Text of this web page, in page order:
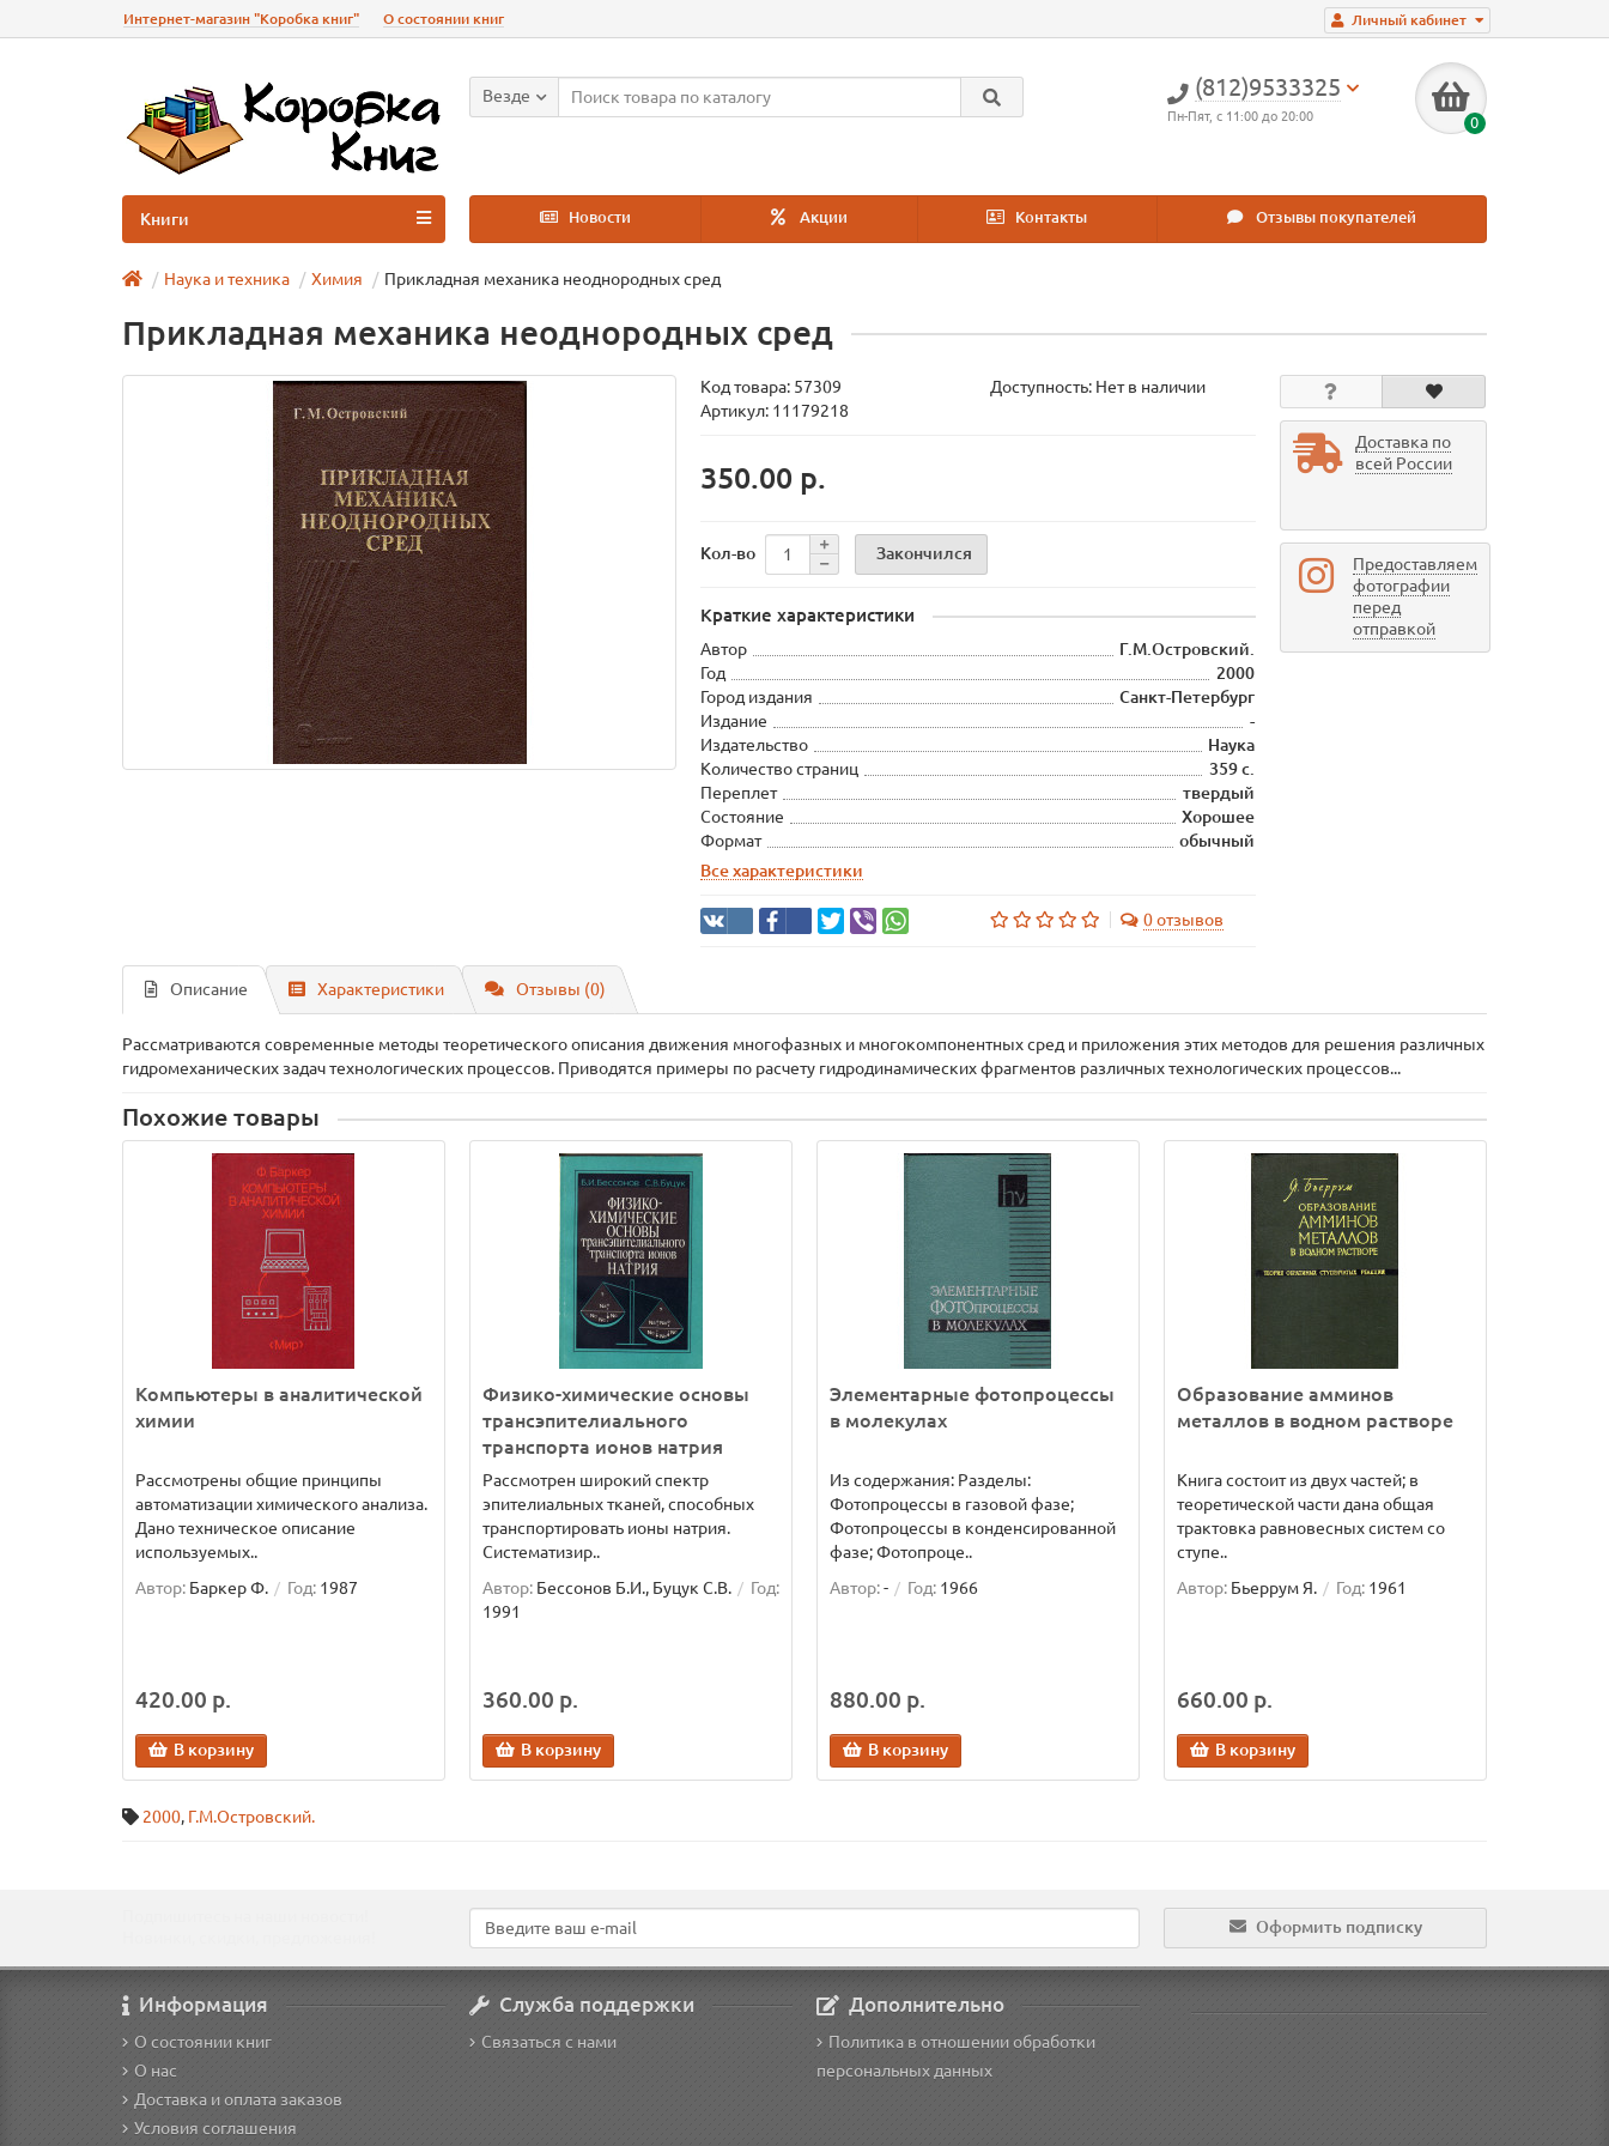
Личный кабинет
Интернет-магазин "Коробка книг" О состоянии книг
(812)9533325
Пн-Пят, с 11:00 до 20:00 0
Везде
Новости Акции Контакты Отзывы покупателей
Книги
Наука и техника Химия Прикладная механика неоднородных сред
Прикладная механика неоднородных сред
Код товара: 57309
Доступность: Нет в наличии
Артикул: 11179218
350.00 р.
Кол-во Закончился
Краткие характеристики
Автор
Г.М.Островский.
Год
2000
Город издания
Санкт-Петербург
Издание
-
Издательство
Наука
Количество страниц
359 с.
Переплет
твердый
Состояние
Хорошее
Формат
обычный
Все характеристики
0 отзывов
Доставка по
всей России
Предоставляем
фотографии
перед
отправкой
Описание Характеристики Отзывы (0)
Рассматриваются современные методы теоретического описания движения многофазных и многокомпонентных сред и приложения этих методов для решения различных
гидромеханических задач технологических процессов. Приводятся примеры по расчету гидродинамических фрагментов различных технологических процессов...
Похожие товары
Компьютеры в аналитической
химии
Рассмотрены общие принципы
автоматизации химического анализа.
Дано техническое описание
используемых..
Автор: Баркер Ф. Год: 1987
420.00 р.
В корзину
Физико-химические основы
трансэпителиального
транспорта ионов натрия
Рассмотрен широкий спектр
эпителиальных тканей, способных
транспортировать ионы натрия.
Систематизир..
Автор: Бессонов Б.И., Буцук С.В.
Год:
1991
360.00 р.
В корзину
Элементарные фотопроцессы
в молекулах
Из содержания: Разделы:
Фотопроцессы в газовой фазе;
Фотопроцессы в конденсированной
фазе; Фотопроце..
Автор:- Год: 1966
880.00 р.
В корзину
Образование амминов
металлов в водном растворе
Книга состоит из двух частей; в
теоретической части дана общая
трактовка равновесных систем со
ступе..
Автор: Бьеррум Я. Год: 1961
660.00 р.
В корзину
2000, Г.М.Островский.
Оформить подписку
Информация
О состоянии книг
О нас
Доставка и оплата заказов
Условия соглашения
Служба поддержки
Связаться с нами
Дополнительно
Политика в отношении обработки
персональных данных